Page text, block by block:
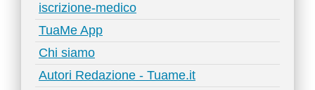
iscrizione-medico
TuaMe App
Chi siamo
Autori Redazione - Tuame.it